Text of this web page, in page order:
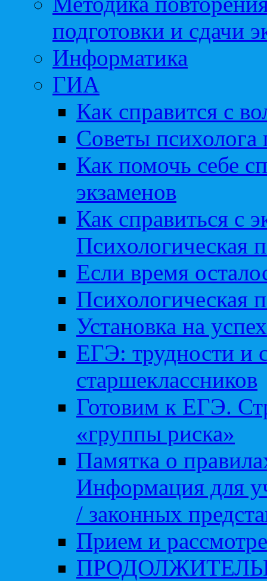
подготовки и сдачи
Информатика
ГИА
Как справится с
Советы
Как помочь себе
экзаменов
Как справиться с
Психологическая
Если время
Психологическая
Установка на успех
ЕГЭ: трудности и
старшеклассников
Готовим к ЕГЭ.
«группы риска»
Памятка о
Информация для
/ законных
Прием и